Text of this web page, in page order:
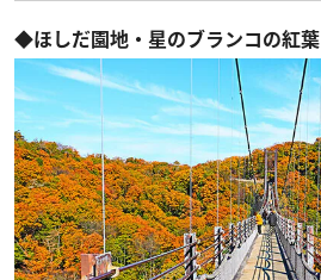
◆ほしだ園地・星のブランコの紅葉